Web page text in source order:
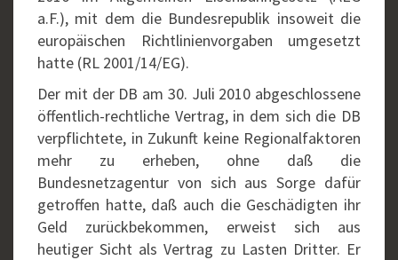
a.F.), mit dem die Bundesrepublik insoweit die
europäischen Richtlinienvorgaben umgesetzt
hatte (RL 2001/14/EG).
Der mit der DB am 30. Juli 2010 abgeschlossene
öffentlich-rechtliche Vertrag, in dem sich die DB
verpflichtete, in Zukunft keine Regionalfaktoren
mehr zu erheben, ohne daß die
Bundesnetzagentur von sich aus Sorge dafür
getroffen hatte, daß auch die Geschädigten ihr
Geld zurückbekommen, erweist sich aus
heutiger Sicht als Vertrag zu Lasten Dritter. Er